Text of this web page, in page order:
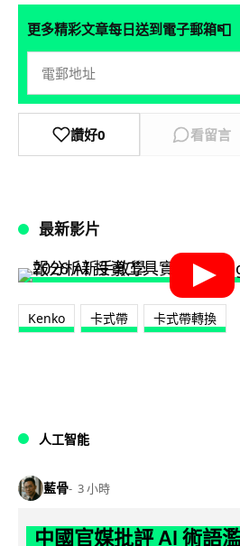
更多精彩文章每日送到電子郵箱📮
讚好0 看留言
最新影片
Kenko 卡式帶 卡式帶轉換
人工智能
藍骨 3 小時
中國官媒批評 AI 術語